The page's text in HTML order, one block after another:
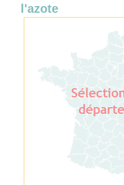
l'azote